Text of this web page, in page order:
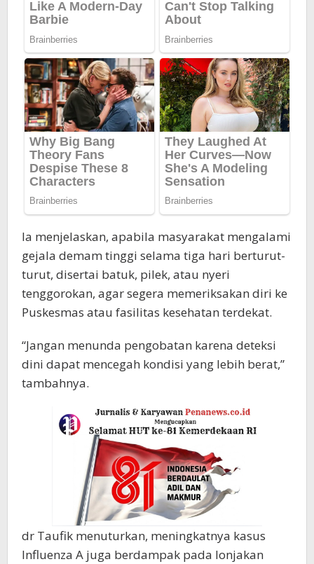
Ia menjelaskan, apabila masyarakat mengalami
gejala demam tinggi selama tiga hari berturut-
turut, disertai batuk, pilek, atau nyeri
tenggorokan, agar segera memeriksakan diri ke
Puskesmas atau fasilitas kesehatan terdekat.
“Jangan menunda pengobatan karena deteksi
dini dapat mencegah kondisi yang lebih berat,”
tambahnya.
dr Taufik menuturkan, meningkatnya kasus
Influenza A juga berdampak pada lonjakan